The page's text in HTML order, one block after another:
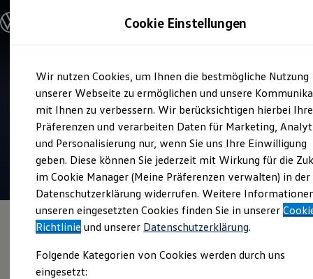
Hauptinhalt
springen
Footer
springen
Modelle und Konfigurator
Modelle vergleichen
Elektroautos
ENERGY Sondermodelle
Nutzfahrzeuge
SUV und CUV
Familienautos
Kombis
Kompaktwagen
Sportwagen
Schnell verfügbare Fahrzeuge
Angebote und Produkte
Aktuelle Angebote
E-Auto-Förderung
Volkswagen Marktplatz
Junge Gebrauchtwagen und Gebrauchtwagen
Volkswagen Zertifizierte Gebrauchtwagen
Verkauf und Service
AHG Autohaus
4.9| 251 Bewertungen
Cookie Einstellungen
Wir nutzen Cookies, um Ihnen die bestmögliche Nutzung
unserer Webseite zu ermöglichen und unsere
mit Ihnen zu verbessern. Wir berücksichtigen hierbei Ihre
Präferenzen und verarbeiten Daten für Marketing,
und Personalisierung nur, wenn Sie uns Ihre Einwilligung
geben. Diese können Sie jederzeit mit Wirkung für die
im Cookie Manager (Meine Präferenzen verwalten) in der
Datenschutzerklärung widerrufen. Weitere
unseren eingesetzten Cookies finden Sie in unserer
Richtlinie und unserer Datenschutzerklärung.
Folgende Kategorien von Cookies werden durch uns
eingesetzt: